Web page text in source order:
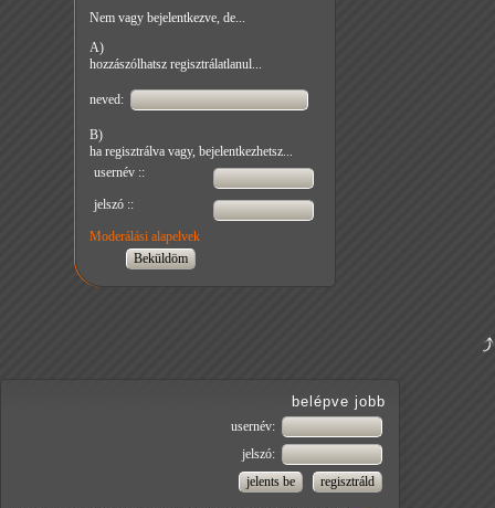
Nem vagy bejelentkezve, de...
A)
hozzászólhatsz regisztrálatlanul...
neved:
B)
ha regisztrálva vagy, bejelentkezhetsz...
usernév ::
jelszó ::
Moderálási alapelvek
belépve jobb
usernév:
jelszó: